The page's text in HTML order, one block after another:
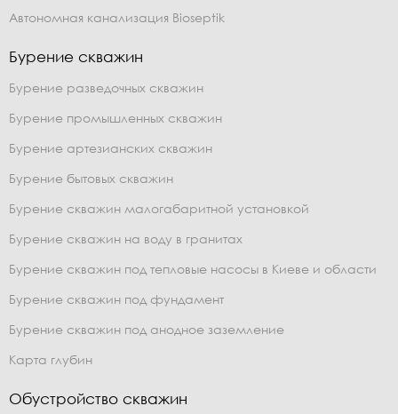
Автономная канализация Bioseptik
Бурение скважин
Бурение разведочных скважин
Бурение промышленных скважин
Бурение артезианских скважин
Бурение бытовых скважин
Бурение скважин малогабаритной установкой
Бурение скважин на воду в гранитах
Бурение скважин под тепловые насосы в Киеве и области
Бурение скважин под фундамент
Бурение скважин под анодное заземление
Карта глубин
Обустройство скважин